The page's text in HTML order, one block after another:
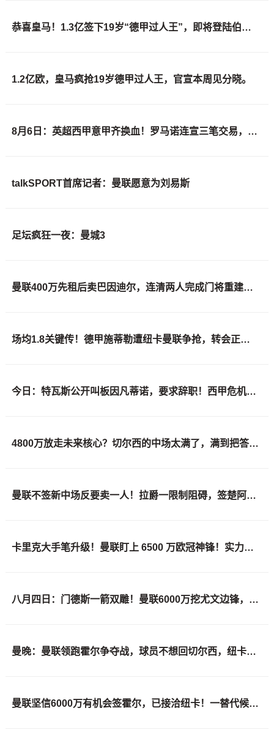
恭喜皇马！1.3亿签下19岁“德甲过人王”，即将登陆伯纳乌！
1.2亿欧，皇马疯抢19岁德甲过人王，官宣本周见分晓。
8月6日：英超西甲意甲齐换血！罗马诺连宣三笔交易，吉马良斯领衔夏窗夜
talkSPORT首席记者：曼联愿意为刘易斯
足坛疯狂一夜：曼城3
曼联400万先租后卖巴因迪尔，连清两人完成门将重建！下一步或出租齐尔克泽
场均1.8关键传！德甲施蒂勒遭纽卡曼联争抢，转会正推进
今日：特瓦斯公开叫板因凡蒂诺，要求辞职！西甲危机加剧，欧超启动倒计时，反对声浪四起
4800万放走未来核心？切尔西的中场太满了，满到把答案送给了死敌曼联
曼联不签新中场反要卖一人！拉爵一限制阻碍，签楚阿梅尼恐成空谈
卡里克大手笔升级！曼联盯上 6500 万欧冠神锋！实力碾压塞斯科
八月四日：门德斯一箭双雕！曼联6000万挖尤文边锋，水货齐尔克泽被当筹码甩回意甲
曼晚：曼联领跑霍尔争夺战，球员不想回切尔西，纽卡想要6000万镑
曼联坚信6000万有机会签霍尔，已接洽纽卡！一替代候选仅需1400万